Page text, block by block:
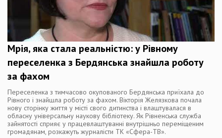
Мрія, яка стала реальністю: у Рівному
переселенка з Бердянська знайшла роботу
за фахом
Переселенка з тимчасово окупованого Бердянська приїхала до
Рівного і знайшла роботу за фахом. Вікторія Желязкова почала
нову сторінку життя у місті свого дитинства і влаштувалася в
обласну універсальну наукову бібліотеку. Як Рівненська служба
зайнятості сприяє у працевлаштуванні внутрішньо переміщеним
громадянам, розкажуть журналісти ТК «Сфера-ТВ».